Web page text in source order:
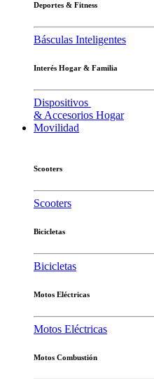
Deportes & Fitness
Básculas Inteligentes
Interés Hogar & Familia
Dispositivos
& Accesorios Hogar
Movilidad
Scooters
Scooters
Bicicletas
Bicicletas
Motos Eléctricas
Motos Eléctricas
Motos Combustión